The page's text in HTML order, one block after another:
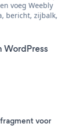
voeg Weebly
bericht, zijbalk,
WordPress
voor